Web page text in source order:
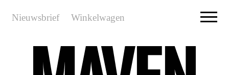
Nieuwsbrief Winkelwagen